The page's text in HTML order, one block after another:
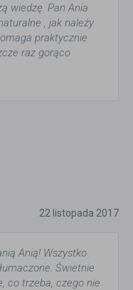
wiedzę. Pan Ania
, jak należy
praktycznie
raz gorąco
22 listopada 2017
Anią! Wszystko
Świetnie
co trzeba, czego nie